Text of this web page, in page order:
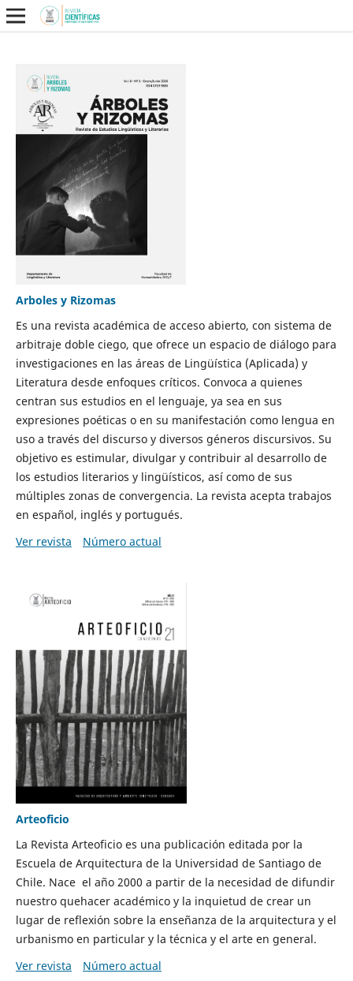
Arboles y Rizomas
Es una revista académica de acceso abierto, con sistema de
arbitraje doble ciego, que ofrece un espacio de diálogo para
investigaciones en las áreas de Lingüística (Aplicada) y
Literatura desde enfoques críticos. Convoca a quienes
centran sus estudios en el lenguaje, ya sea en sus
expresiones poéticas o en su manifestación como lengua en
uso a través del discurso y diversos géneros discursivos. Su
objetivo es estimular, divulgar y contribuir al desarrollo de
los estudios literarios y lingüísticos, así como de sus
múltiples zonas de convergencia. La revista acepta trabajos
en español, inglés y portugués.
Ver revista
Número actual
Arteoficio
La Revista Arteoficio es una publicación editada por la
Escuela de Arquitectura de la Universidad de Santiago de
Chile. Nace el año 2000 a partir de la necesidad de difundir
nuestro quehacer académico y la inquietud de crear un
lugar de reflexión sobre la enseñanza de la arquitectura y el
urbanismo en particular y la técnica y el arte en general.
Ver revista
Número actual